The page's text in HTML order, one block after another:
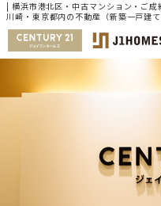
| 横浜市港北区・中古マンション・
川崎・東京都内の不動産（新築一戸建
チュリー21ジェイワンホームズ